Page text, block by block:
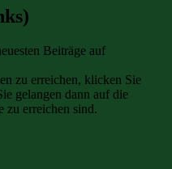
Beiträge auf
zu erreichen, klicken Sie
gelangen dann auf die
zu erreichen sind.